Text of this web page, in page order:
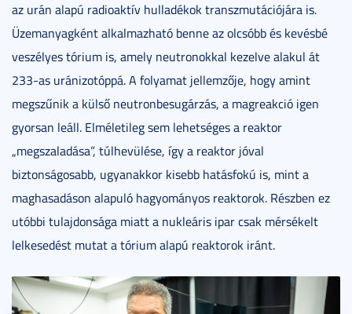
az urán alapú radioaktív hulladékok transzmutációjára is.
Üzemanyagként alkalmazható benne az olcsóbb és kevésbé
veszélyes tórium is, amely neutronokkal kezelve alakul át
233-as uránizotóppá. A folyamat jellemzője, hogy amint
megszűnik a külső neutronbesugárzás, a magreakció igen
gyorsan leáll. Elméletileg sem lehetséges a reaktor
„megszaladása”, túlhevülése, így a reaktor jóval
biztonságosabb, ugyanakkor kisebb hatásfokú is, mint a
maghasadáson alapuló hagyományos reaktorok. Részben ez
utóbbi tulajdonsága miatt a nukleáris ipar csak mérsékelt
lelkesedést mutat a tórium alapú reaktorok iránt.